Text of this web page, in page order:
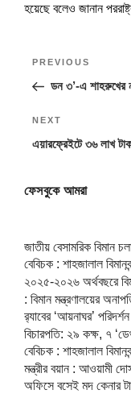
হয়েছে বলেও জানান
Previous
Post
PREVIOUS
ডন ৩’-এ শাহরুখের
Next
Post
NEXT
এয়ারফ্রেইটে ৩৬ লাখ
ফেসবুকে আমরা
জাতীয় বেসামরিক বিমান
বেবিচক : শাহজালাল
২০২৫-২০২৬ অর্থবছরে
: বিমান মন্ত্রণালয়ের
র‍্যাবের ‘আয়নাঘর’
বিচারপতি: ২৯ কক্ষ, ৭
বেবিচক : শাহজালাল
মন্ত্রীর বয়ান : আওয়ামী
অফিসে বসেই মদ কেনার